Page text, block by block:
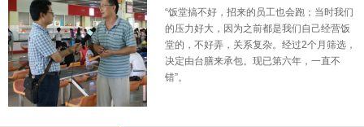
“饭堂搞不好，招来的员工也会跑；当时我们
的压力好大，因为之前都是我们自己经营饭
堂的，不好弄，关系复杂。经过2个月筛选，
决定由台膳来承包。现已第六年，一直不
错”。